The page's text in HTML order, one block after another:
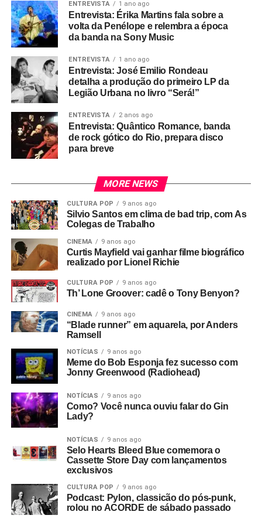
ENTREVISTA 1 ano ago
Entrevista: Érika Martins fala sobre a
volta da Penélope e relembra a época
da banda na Sony Music
ENTREVISTA 1 ano ago
Entrevista: José Emilio Rondeau
detalha a produção do primeiro LP da
Legião Urbana no livro “Será!”
ENTREVISTA 2 anos ago
Entrevista: Quântico Romance, banda
de rock gótico do Rio, prepara disco
para breve
MORE NEWS
CULTURA POP 9 anos ago
Silvio Santos em clima de bad trip, com As
Colegas de Trabalho
CINEMA 9 anos ago
Curtis Mayfield vai ganhar filme biográfico
realizado por Lionel Richie
CULTURA POP 9 anos ago
Th’ Lone Groover: cadê o Tony Benyon?
CINEMA 9 anos ago
“Blade runner” em aquarela, por Anders
Ramsell
NOTÍCIAS 9 anos ago
Meme do Bob Esponja fez sucesso com
Jonny Greenwood (Radiohead)
NOTÍCIAS 9 anos ago
Como? Você nunca ouviu falar do Gin
Lady?
NOTÍCIAS 9 anos ago
Selo Hearts Bleed Blue comemora o
Cassette Store Day com lançamentos
exclusivos
CULTURA POP 9 anos ago
Podcast: Pylon, classicão do pós-punk,
rolou no ACORDE de sábado passado